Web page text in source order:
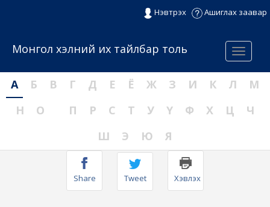
Нэвтрэх Ашиглах заавар
Menu
Монгол хэлний их тайлбар толь
А Б В Г Д Е Ё Ж З И К Л
М
Н
О П Р С Т У Ү Ф Х Ц
Ч
Ш
Э Ю Я
Share Tweet Хэвлэх